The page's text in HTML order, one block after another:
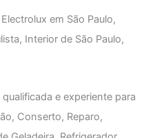
em São Paulo,
Interior de São Paulo,
e experiente para
Conserto, Reparo,